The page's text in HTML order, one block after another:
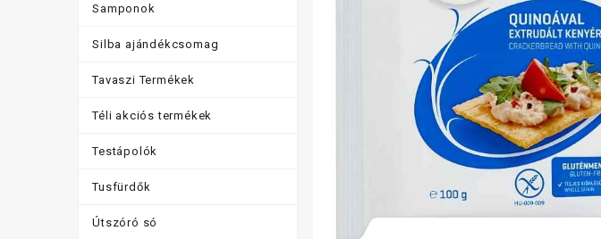
Samponok
Silba ajándékcsomag
Tavaszi Termékek
Téli akciós termékek
Testápolók
Tusfürdők
Útszóró só